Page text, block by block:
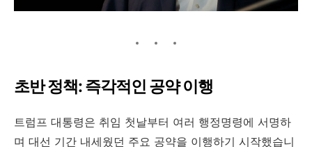
초반 정책: 즉각적인 공약 이행
트럼프 대통령은 취임 첫날부터 여러 행정명령에 서명하
며 대선 기간 내세웠던 주요 공약을 이행하기 시작했습니